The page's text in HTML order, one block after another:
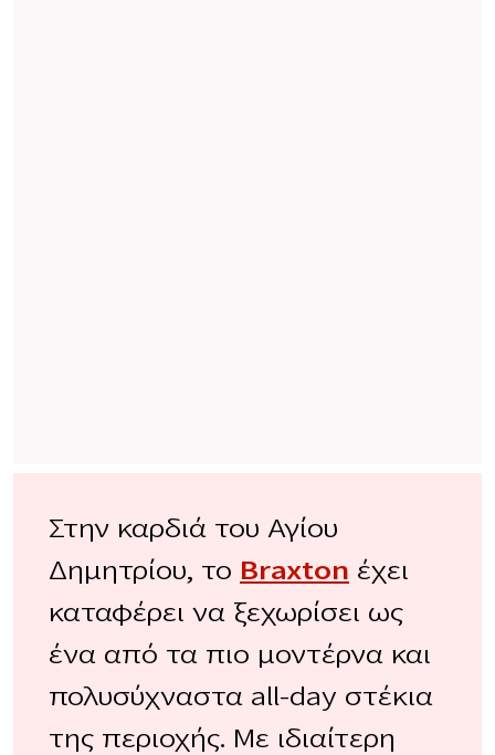
Στην καρδιά του Αγίου
Δημητρίου, το Braxton έχει
καταφέρει να ξεχωρίσει ως
ένα από τα πιο μοντέρνα και
πολυσύχναστα all-day στέκια
της περιοχής. Με ιδιαίτερη